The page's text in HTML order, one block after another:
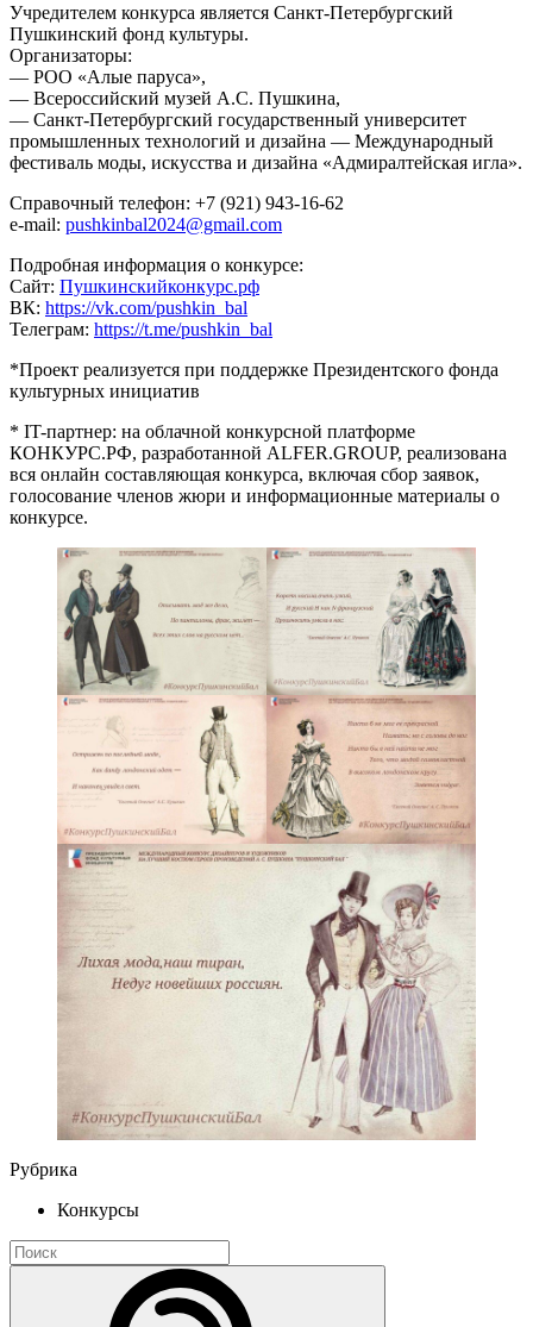
Учредителем конкурса является Санкт-Петербургский
Пушкинский фонд культуры.​
Организаторы:
— РОО «Алые паруса»,
— Всероссийский музей А.С. Пушкина,​
— Санкт-Петербургский государственный университет
промышленных технологий и дизайна — Международный​
фестиваль моды, искусства и​ дизайна​ «Адмиралтейская игла».
Справочный телефон:​ +7 (921) 943-16-62
e-mail: pushkinbal2024@gmail.com
Подробная информация о конкурсе:
Сайт: Пушкинскийконкурс.рф
ВК: https://vk.com/pushkin_bal
Телеграм: https://t.me/pushkin_bal
*Проект реализуется при поддержке Президентского фонда
культурных инициатив
* IT-партнер: на облачной конкурсной платформе
КОНКУРС.РФ, разработанной ALFER.GROUP, реализована
вся онлайн составляющая конкурса, включая сбор заявок,
голосование членов жюри и информационные материалы о
конкурсе.
Рубрика
Конкурсы